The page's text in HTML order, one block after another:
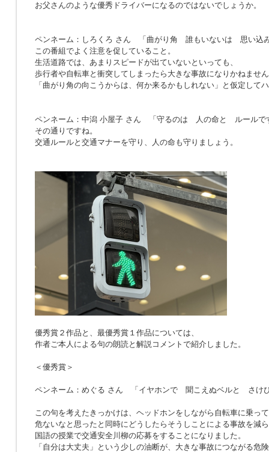
お父さんのような優秀ドライバーになるのではないでしょうか。
ペンネーム：しろくろ さん
「曲がり角 誰もいないは 思い込
この番組でよく注意を促していること。
生活道路では、あまりスピードが出ていないといっても、
歩行者や自転車と衝突してしまったら大きな事故になりかねませ
「曲がり角の向こうからは、何か来るかもしれない」と仮定して
ペンネーム：中潟 小屋子 さん 「 守るのは 人の命と ルールで
その通りですね。
交通ルールと交通マナーを守り、人の命も守りましょう。
優秀賞２作品と、最優秀賞１作品については、
作者ご本人による句の朗読と解説コメントで紹介しました。
＜優秀賞＞
ペンネーム：めぐる さん 「イヤホンで 聞こえぬベルと さけ
この句を考えたきっかけは、ヘッドホンをしながら自転車に乗っ
危ないなと思ったと同時にどうしたらそうしことによる事故を減
国語の授業で交通安全川柳の応募をすることになりました。
「自分は大丈夫」という少しの油断が、大きな事故につながる危